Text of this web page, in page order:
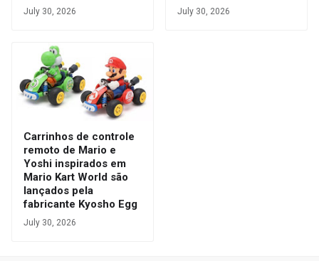
July 30, 2026 July 30, 2026
Carrinhos de controle
remoto de Mario e
Yoshi inspirados em
Mario Kart World são
lançados pela
fabricante Kyosho Egg
July 30, 2026